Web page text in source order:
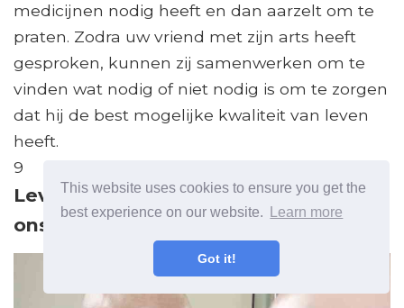
This website uses cookies to ensure you get the
best experience on our website.
Learn more
Got it!
medicijnen nodig heeft en dan aarzelt om te
praten. Zodra uw vriend met zijn arts heeft
gesproken, kunnen zij samenwerken om te
vinden wat nodig of niet nodig is om te zorgen
dat hij de best mogelijke kwaliteit van leven
heeft.
9
Leven met kanker verandert hoe we
onszelf zien